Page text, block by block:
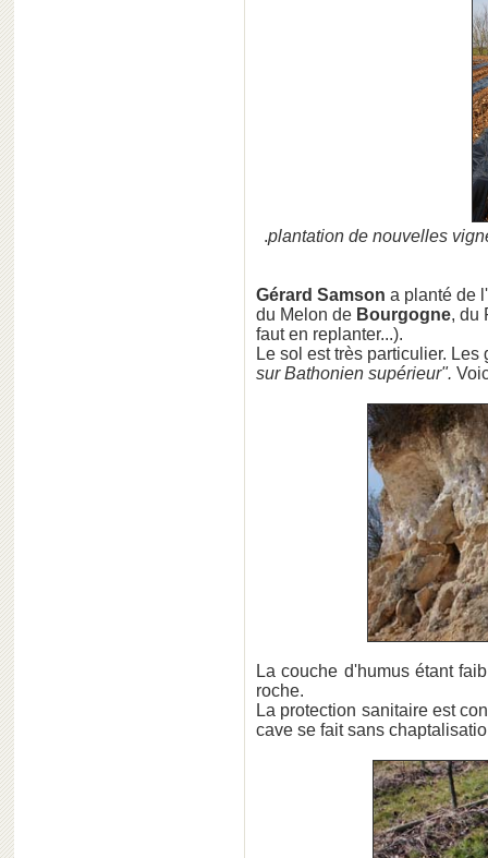
.plantation de nouvelles
Gérard Samson a planté de
du Melon de Bourgogne, du
faut en replanter...).
Le sol est très particulier.
sur Bathonien supérieur".
La couche d'humus étant
roche.
La protection sanitaire est
cave se fait sans